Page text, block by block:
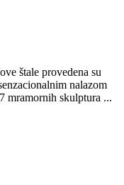
štale provedena su
nalazom
mramornih skulptura ...